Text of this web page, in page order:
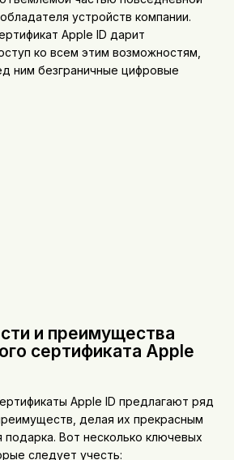
устройств компании.
Apple ID дарит
ко всем этим возможностям,
ним безграничные цифровые
и преимущества
сертификата Apple
Apple ID предлагают ряд
делая их прекрасным
подарка. Вот несколько ключевых
следует учесть: